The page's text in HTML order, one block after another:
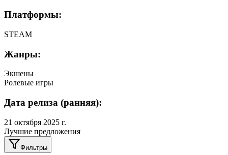
Платформы:
STEAM
Жанры:
Экшены
Ролевые игры
Дата релиза (ранняя):
21 октября 2025 г.
Лучшие предложения
Фильтры